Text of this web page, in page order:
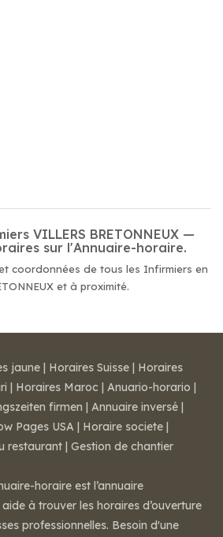
VILLERS BRETONNEUX —
sur l'Annuaire-horaire.
coordonnées de tous les Infirmiers en
et à proximité.
jaune | Horaires Suisse | Horaires
| Horaires Maroc | Anuario-horario |
firmen | Annuaire inversé |
Pages USA | Horaire societe |
restaurant | Gestion de chantier
horaire est l’annuaire
à trouver les horaires d’ouverture
professionnelles. Besoin d'une